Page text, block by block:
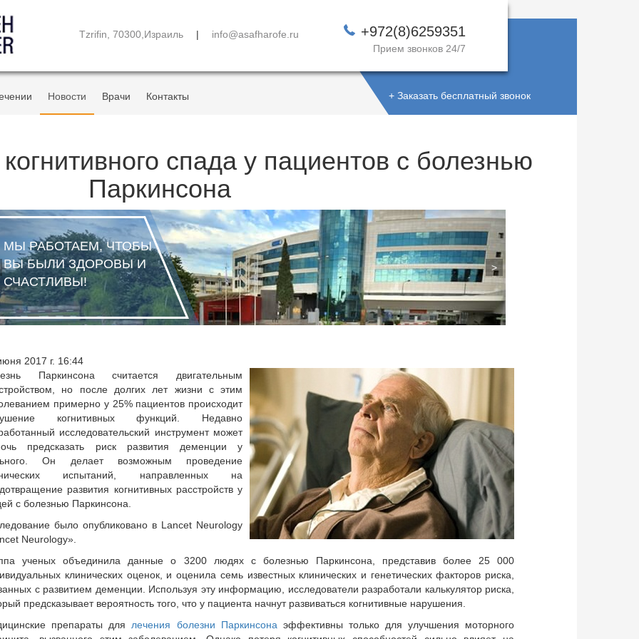
Tzrifin, 70300,Израиль | info@asafharofe.ru +972(8)6259351
Прием звонков 24/7
Новости Врачи Контакты + Заказать бесплатный звонок
спада у пациентов с болезнью
Паркинсона
МЫ РАБОТАЕМ, ЧТОБЫ
ВЫ БЫЛИ ЗДОРОВЫ И
СЧАСТЛИВЫ!
>
2017 г. 16:44
Паркинсона считается двигательным
но после долгих лет жизни с этим
примерно у 25% пациентов происходит
когнитивных функций. Недавно
исследовательский инструмент может
предсказать риск развития деменции у
Он делает возможным проведение
испытаний, направленных на
развития когнитивных расстройств у
с болезнью Паркинсона.
было опубликовано в Lancet Neurology
Neurology».
ученых объединила данные о 3200 людях с болезнью Паркинсона, представив более 25 000
клинических оценок, и оценила семь известных клинических и генетических факторов риска,
с развитием деменции. Используя эту информацию, исследователи разработали калькулятор риска,
предсказывает вероятность того, что у пациента начнут развиваться когнитивные нарушения.
препараты для лечения болезни Паркинсона эффективны только для улучшения моторного